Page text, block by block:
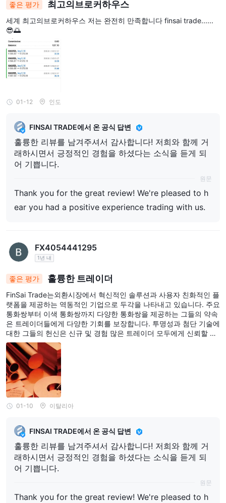
좋은 평가 최고의브로커하우스
세계 최고의브로커하우스 저는 완전히 만족합니다 finsai trade......
😎🌅
01-12 인도
FINSAI TRADE에서 온 공식 답변
훌륭한 리뷰를 남겨주셔서 감사합니다! 저희와 함께 거
래하시면서 긍정적인 경험을 하셨다는 소식을 듣게 되
어 기쁩니다.
원문
Thank you for the great review! We're pleased to h
ear you had a positive experience trading with us.
FX4054441295
1년 내
좋은 평가 훌륭한 트레이더
FinSai Trade는외환시장에서 혁신적인 솔루션과 사용자 친화적인 플
랫폼을 제공하는 역동적인 기업으로 두각을 나타내고 있습니다. 주요
통화쌍부터 이색 통화쌍까지 다양한 통화쌍을 제공하는 그들의 약속
은 트레이더들에게 다양한 기회를 보장합니다. 투명성과 첨단 기술에
대한 그들의 헌신은 신규 및 경험 많은 트레이더 모두에게 신뢰할 수
있는 선택지가 되게 합니다.😛
01-10 이탈리아
FINSAI TRADE에서 온 공식 답변
훌륭한 리뷰를 남겨주셔서 감사합니다! 저희와 함께 거
래하시면서 긍정적인 경험을 하셨다는 소식을 듣게 되
어 기쁩니다.
원문
Thank you for the great review! We're pleased to h